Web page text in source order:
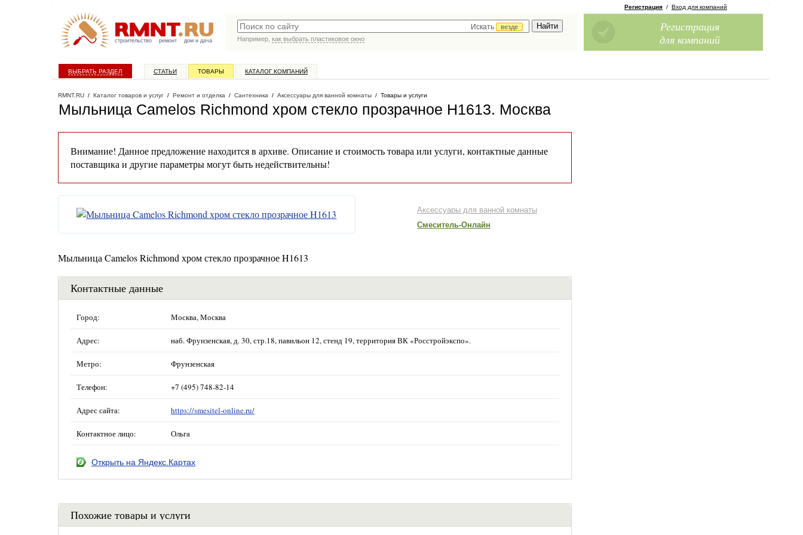
строительство ремонт дом и дача
Искать
везде
Например, как выбрать пластиковое окно
Регистрация / Вход для компаний
Регистрация
для компаний
ВЫБРАТЬ РАЗДЕЛ СТАТЬИ ТОВАРЫ КАТАЛОГ КОМПАНИЙ
RMNT.RU / Каталог товаров и услуг / Ремонт и отделка / Сантехника / Аксессуары для ванной комнаты / Товары и услуги
Мыльница Camelos Richmond хром стекло прозрачное H1613. Москва
Внимание! Данное предложение находится в архиве. Описание и стоимость товара или услуги, контактные данные
поставщика и другие параметры могут быть недействительны!
Аксессуары для ванной комнаты
Смеситель-Онлайн
Мыльница Camelos Richmond хром стекло прозрачное H1613
Контактные данные
Город: Москва, Москва
Адрес: наб. Фрунзенская, д. 30, стр.18, павильон 12, стенд 19, территория ВК «Росстройэкспо».
Метро: Фрунзенская
Телефон: +7 (495) 748-82-14
Адрес сайта: https://smesitel-online.ru/
Контактное лицо: Ольга
Открыть на Яндекс.Картах
Похожие товары и услуги